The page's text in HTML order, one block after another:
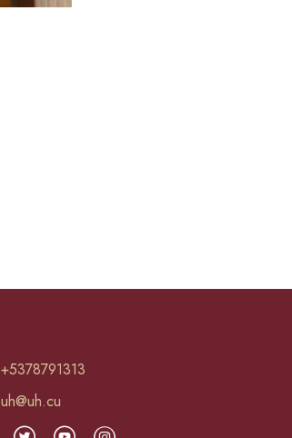
+5378791313
uh@uh.cu